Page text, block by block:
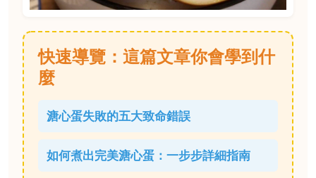
快速導覽：這篇文章你會學到什
麼
溏心蛋失敗的五大致命錯誤
如何煮出完美溏心蛋：一步步詳細指南